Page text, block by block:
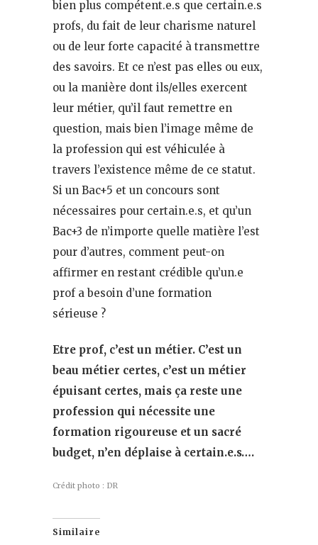
bien plus compétent.e.s que certain.e.s
profs, du fait de leur charisme naturel
ou de leur forte capacité à transmettre
des savoirs. Et ce n’est pas elles ou eux,
ou la manière dont ils/elles exercent
leur métier, qu’il faut remettre en
question, mais bien l’image même de
la profession qui est véhiculée à
travers l’existence même de ce statut.
Si un Bac+5 et un concours sont
nécessaires pour certain.e.s, et qu’un
Bac+3 de n’importe quelle matière l’est
pour d’autres, comment peut-on
affirmer en restant crédible qu’un.e
prof a besoin d’une formation
sérieuse ?
Etre prof, c’est un métier. C’est un
beau métier certes, c’est un métier
épuisant certes, mais ça reste une
profession qui nécessite une
formation rigoureuse et un sacré
budget, n’en déplaise à certain.e.s….
Crédit photo : DR
Similaire